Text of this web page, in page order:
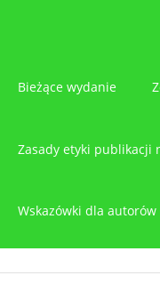
Bieżące wydanie
Zasady etyki publikacji
Wskazówki dla autorów